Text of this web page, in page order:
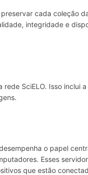
cada coleção
integridade e
SciELO. Isso inclui
o papel
Esses
que estão